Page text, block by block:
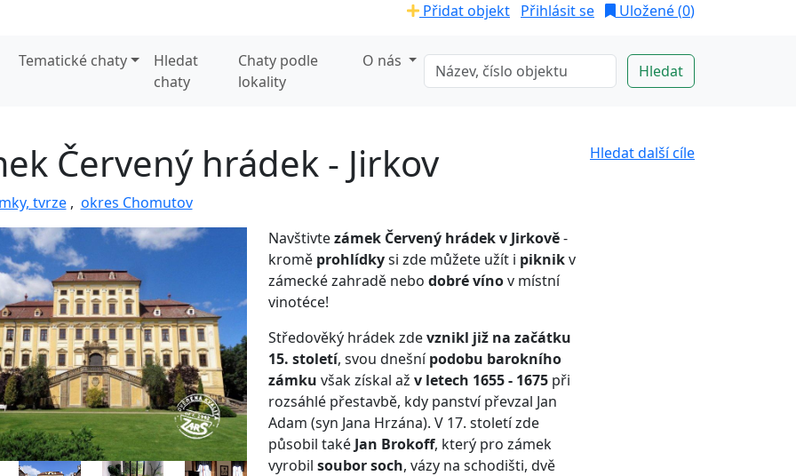
Přidat objekt Přihlásit se Uložené (0)
Tematické chaty
Hledat
chaty
Chaty podle
lokality
O nás
Hledat další cíle
Červený hrádek - Jirkov
tvrze, okres Chomutov
Navštivtezámek Červený hrádek v Jirkově-
kromě prohlídkysi zde můžete užít i piknikv
zámecké zahradě nebo dobré vínov místní
vinotéce!
Středověký hrádek zdevznikl již na začátku
15. století, svou dnešnípodobu barokního
zámku však získal až v letech 1655 - 1675 při
rozsáhlé přestavbě, kdy panství převzal Jan
Adam (syn Jana Hrzána). V 17. století zde
působil také Jan Brokoff, který pro zámek
vyrobil soubor soch, vázy na schodišti, dvě